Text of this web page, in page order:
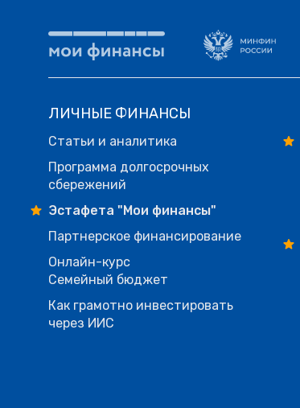
ЛИЧНЫЕ ФИНАНСЫ
Статьи и аналитика
Программа долгосрочных
сбережений
Эстафета "Мои финансы"
Партнерское финансирование
Онлайн-курс
Семейный бюджет
Как грамотно инвестировать
через ИИС